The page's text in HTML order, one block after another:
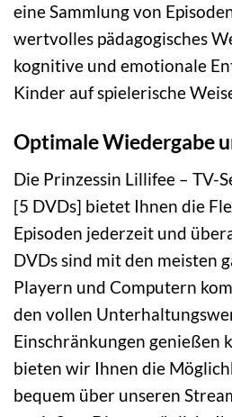
eine Sammlung von
wertvolles pädagogisches
kognitive und emotionale
Kinder auf spielerische
Optimale Wiedergabe
Die Prinzessin Lillifee – TV-
[5 DVDs] bietet Ihnen die
Episoden jederzeit und
DVDs sind mit den meisten
Playern und Computern
den vollen
Einschränkungen genießen
bieten wir Ihnen die
bequem über unseren